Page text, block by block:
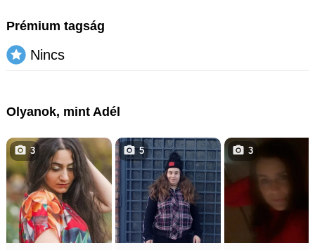
Prémium tagság
Nincs
Olyanok, mint Adél
3 5 3